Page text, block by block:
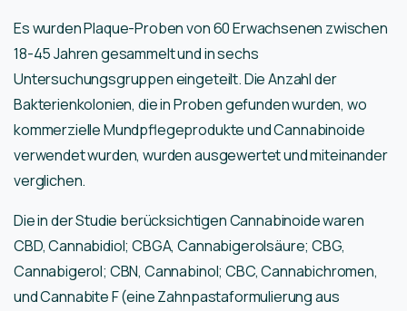
Es wurden Plaque-Proben von 60 Erwachsenen zwischen
18-45 Jahren gesammelt und in sechs
Untersuchungsgruppen eingeteilt. Die Anzahl der
Bakterienkolonien, die in Proben gefunden wurden, wo
kommerzielle Mundpflegeprodukte und Cannabinoide
verwendet wurden, wurden ausgewertet und miteinander
verglichen.
Die in der Studie berücksichtigen Cannabinoide waren
CBD, Cannabidiol; CBGA, Cannabigerolsäure; CBG,
Cannabigerol; CBN, Cannabinol; CBC, Cannabichromen,
und Cannabite F (eine Zahnpastaformulierung aus